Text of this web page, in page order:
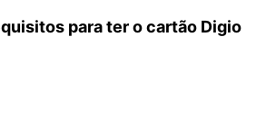
para ter o cartão Digio